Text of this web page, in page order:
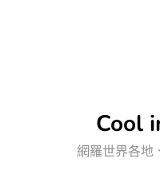
Cool
網羅世界各地